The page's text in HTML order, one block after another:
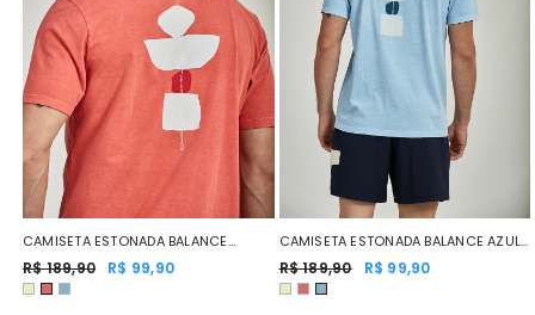
CAMISETA ESTONADA BALANCE
VERMELHO
R$ 189,90 R$ 99,90
CAMISETA ESTONADA BALANCE AZUL
CLARO
R$ 189,90 R$ 99,90